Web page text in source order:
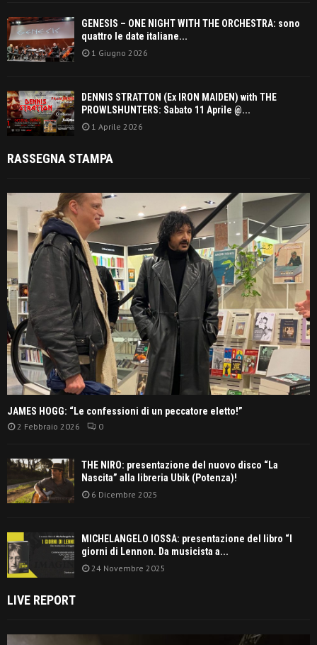
GENESIS – ONE NIGHT WITH THE ORCHESTRA: sono
quattro le date italiane...
1 Giugno 2026
DENNIS STRATTON (Ex IRON MAIDEN) with THE
PROWLSHUNTERS: Sabato 11 Aprile @...
1 Aprile 2026
RASSEGNA STAMPA
JAMES HOGG: “Le confessioni di un peccatore eletto!”
2 Febbraio 2026 0
THE NIRO: presentazione del nuovo disco “La
Nascita” alla libreria Ubik (Potenza)!
6 Dicembre 2025
MICHELANGELO IOSSA: presentazione del libro “I
giorni di Lennon. Da musicista a...
24 Novembre 2025
LIVE REPORT